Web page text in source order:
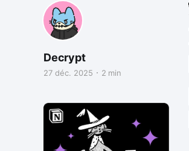
Decrypt
27 déc. 2025 2 min